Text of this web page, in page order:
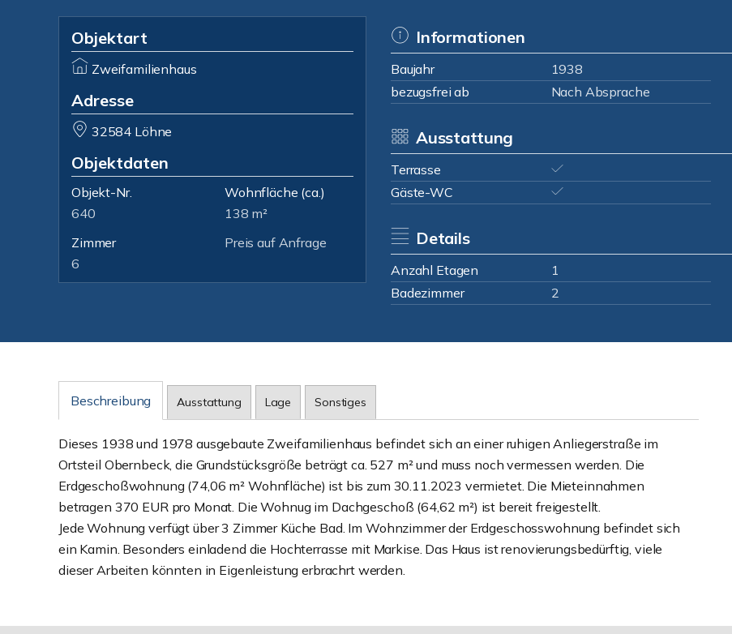
Objektart
Zweifamilienhaus
Adresse
32584 Löhne
Objektdaten
Objekt-Nr.
640
Wohnfläche (ca.)
138 m²
Zimmer
6
Preis auf Anfrage
Informationen
Baujahr 1938
bezugsfrei ab
Nach Absprache
Ausstattung
Terrasse
Gäste-WC
Details
Anzahl Etagen 1
Badezimmer
2
Beschreibung Ausstattung Lage Sonstiges
Dieses 1938 und 1978 ausgebaute Zweifamilienhaus befindet sich an einer ruhigen Anliegerstraße im
Ortsteil Obernbeck, die Grundstücksgröße beträgt ca. 527 m² und muss noch vermessen werden. Die
Erdgeschoßwohnung (74,06 m² Wohnfläche) ist bis zum 30.11.2023 vermietet. Die Mieteinnahmen
betragen 370 EUR pro Monat. Die Wohnug im Dachgeschoß (64,62 m²) ist bereit freigestellt.
Jede Wohnung verfügt über 3 Zimmer Küche Bad. Im Wohnzimmer der Erdgeschosswohnung befindet sich
ein Kamin. Besonders einladend die Hochterrasse mit Markise. Das Haus ist renovierungsbedürftig, viele
dieser Arbeiten könnten in Eigenleistung erbrachrt werden.